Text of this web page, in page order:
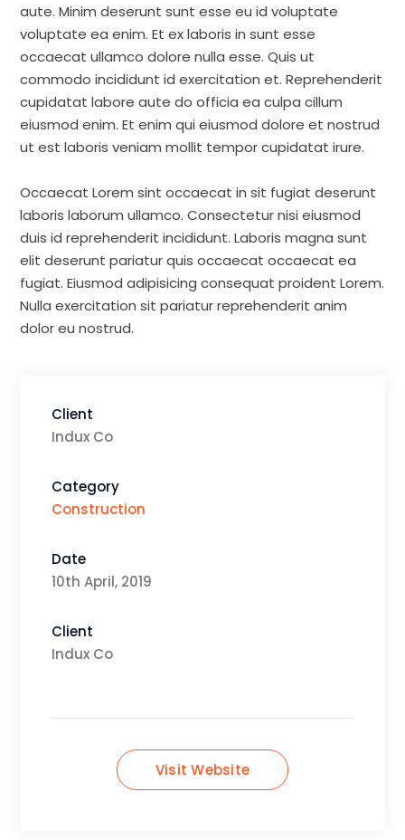
aute. Minim deserunt sunt esse eu id voluptate
voluptate ea enim. Et ex laboris in sunt esse
occaecat ullamco dolore nulla esse. Quis ut
commodo incididunt id exercitation et. Reprehenderit
cupidatat labore aute do officia ea culpa cillum
eiusmod enim. Et enim qui eiusmod dolore et nostrud
ut est laboris veniam mollit tempor cupidatat irure.
Occaecat Lorem sint occaecat in sit fugiat deserunt
laboris laborum ullamco. Consectetur nisi eiusmod
duis id reprehenderit incididunt. Laboris magna sunt
elit deserunt pariatur quis occaecat occaecat ea
fugiat. Eiusmod adipisicing consequat proident Lorem.
Nulla exercitation sit pariatur reprehenderit anim
dolor eu nostrud.
Client
Indux Co
Category
Construction
Date
10th April, 2019
Client
Indux Co
Visit Website